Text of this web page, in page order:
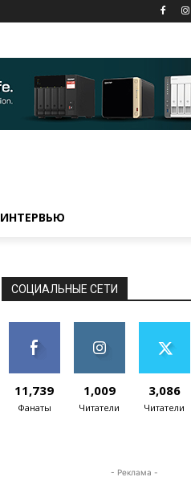
ИНТЕРВЬЮ
СОЦИАЛЬНЫЕ СЕТИ
11,739
Фанаты
1,009
Читатели
3,086
Читатели
- Реклама -